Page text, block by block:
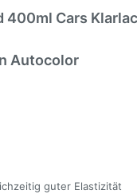
Cars
Autocolor
guter Elastizität